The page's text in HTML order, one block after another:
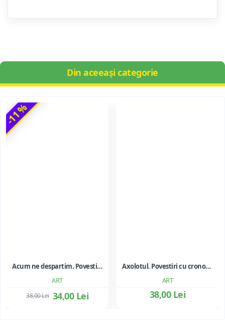
Din aceeași categorie
-11 %
ART
Acum ne despartim. Povestiri inedite - Truman Capote
34,00 Lei
38,00 Lei
ART
Axolotul. Povestiri cu cronopi si glorii - Julio Cortázar
38,00 Lei